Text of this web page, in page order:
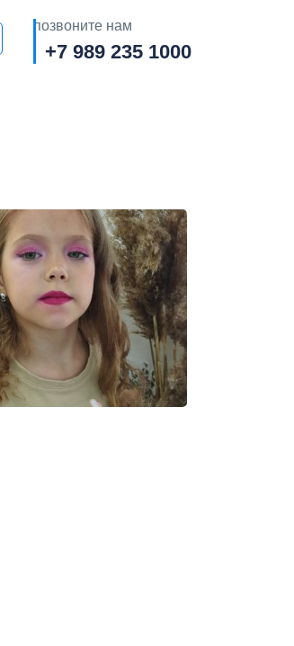
позвоните нам
+7 989 235 1000